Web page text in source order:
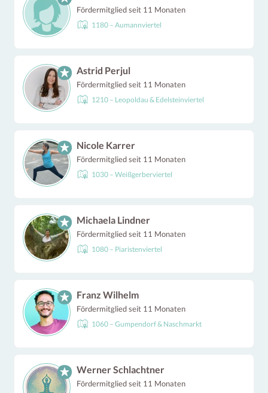
Fördermitglied seit 11 Monaten
1180 – Aumannviertel
Astrid Perjul
Fördermitglied seit 11 Monaten
1210 – Leopoldau & Edelsteinviertel
Nicole Karrer
Fördermitglied seit 11 Monaten
1030 – Weißgerberviertel
Michaela Lindner
Fördermitglied seit 11 Monaten
1080 – Piaristenviertel
Franz Wilhelm
Fördermitglied seit 11 Monaten
1060 – Gumpendorf & Naschmarkt
Werner Schlachtner
Fördermitglied seit 11 Monaten